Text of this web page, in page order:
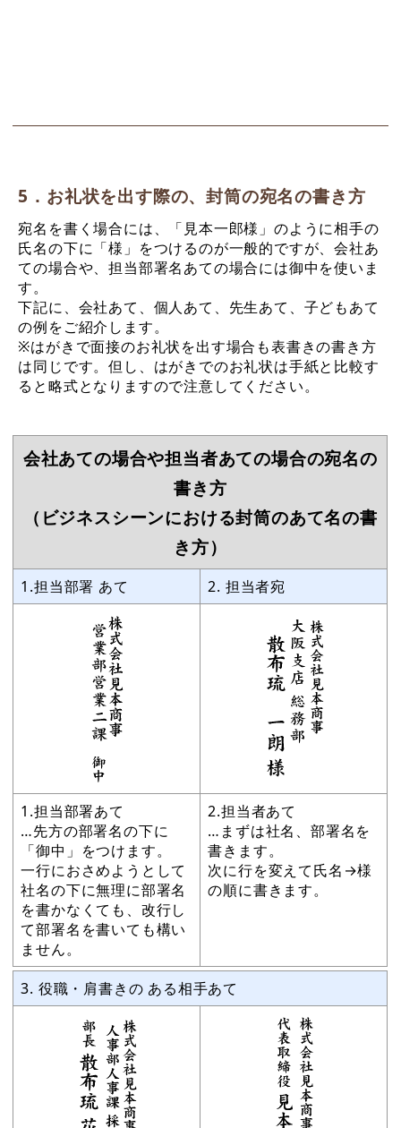
5．お礼状を出す際の、封筒の宛名の書き方
宛名を書く場合には、「見本一郎様」のように相手の
氏名の下に「様」をつけるのが一般的ですが、会社あ
ての場合や、担当部署名あての場合には御中を使いま
す。
下記に、会社あて、個人あて、先生あて、子どもあて
の例をご紹介します。
※はがきで面接のお礼状を出す場合も表書きの書き方
は同じです。但し、はがきでのお礼状は手紙と比較す
ると略式となりますので注意してください。
会社あての場合や担当者あての場合の宛名の
書き方
（ビジネスシーンにおける封筒のあて名の書
き方）
1.担当部署 あて 2. 担当者宛
1.担当部署あて
…先方の部署名の下に
「御中」をつけます。
一行におさめようとして
社名の下に無理に部署名
を書かなくても、改行し
て部署名を書いても構い
ません。
2.担当者あて
…まずは社名、部署名を
書きます。
次に行を変えて氏名→様
の順に書きます。
3. 役職・肩書きの ある相手あて